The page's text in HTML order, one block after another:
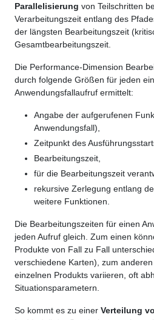
Parallelisierung von Teilschritten
Verarbeitungszeit entlang des
der längsten Bearbeitungszeit
Gesamtbearbeitungszeit.
Die Performance-Dimension
durch folgende Größen für jeden
Anwendungsfallaufruf ermittelt:
Angabe der aufgerufenen
Anwendungsfall),
Zeitpunkt des
Bearbeitungszeit,
für die Bearbeitungszeit
rekursive Zerlegung entlang
weitere Funktionen.
Die Bearbeitungszeiten für einen
jeden Aufruf gleich. Zum einen
Produkte von Fall zu Fall
verschiedene Karten), zum
einzelnen Produkts variieren, oft
Situationsparametern.
So kommt es zu einer Verteilung